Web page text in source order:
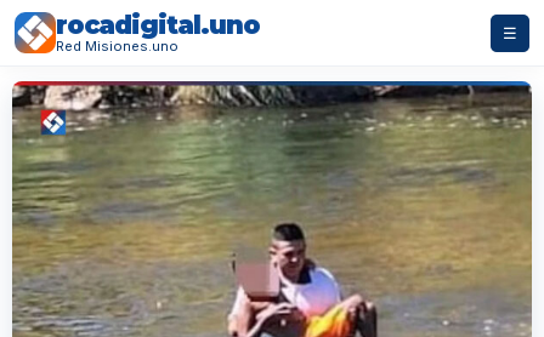
rocadigital.uno
Red Misiones.uno
☰